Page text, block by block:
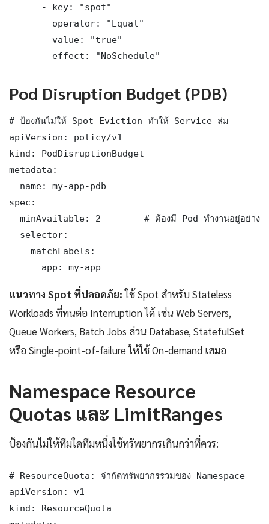
      - key: "spot"
        operator: "Equal"
        value: "true"
        effect: "NoSchedule"
Pod Disruption Budget (PDB)
# ป้องกันไม่ให้ Spot Eviction ทำให้ Service ล่ม
apiVersion: policy/v1
kind: PodDisruptionBudget
metadata:
  name: my-app-pdb
spec:
minAvailable: 2        # ต้องมี Pod ทำงานอยู่อย่างน้
  selector:
    matchLabels:
      app: my-app
แนวทาง Spot ที่ปลอดภัย:ใช้ Spot สำหรับ Stateless
Workloads ที่ทนต่อ Interruption ได้ เช่น Web Servers,
Queue Workers, Batch Jobs ส่วน Database, StatefulSet
หรือ Single-point-of-failure ให้ใช้ On-demand เสมอ
Namespace Resource
Quotas และ LimitRanges
ป้องกันไม่ให้ทีมใดทีมหนึ่งใช้ทรัพยากรเกินกว่าที่ควร:
# ResourceQuota: จำกัดทรัพยากรรวมของ Namespace
apiVersion: v1
kind: ResourceQuota